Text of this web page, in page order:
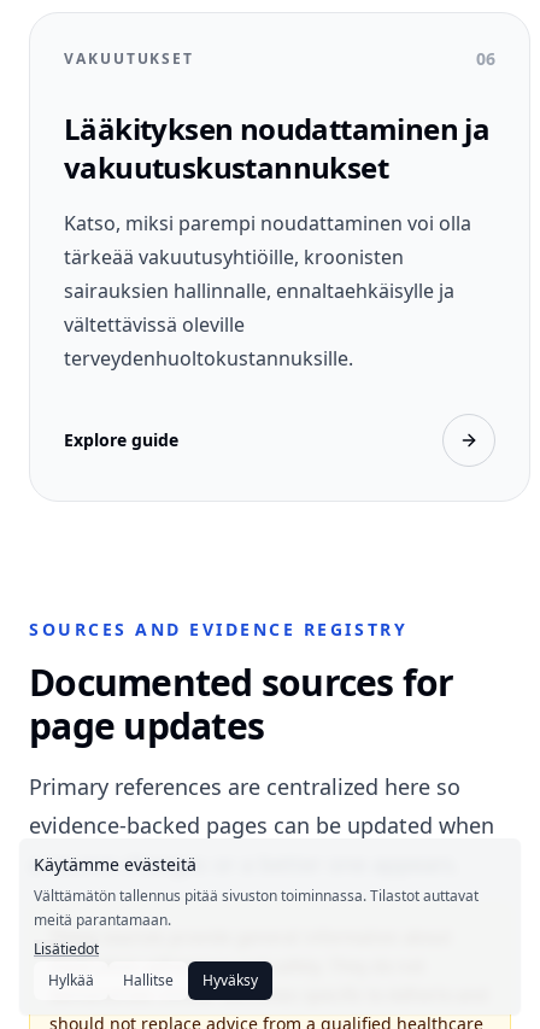
Käytämme evästeitä
Välttämätön tallennus pitää sivuston toiminnassa. Tilastot auttavat
meitä parantamaan.
Lisätiedot
Hylkää
Hallitse Hyväksy
VAKUUTUKSET 06
Lääkityksen noudattaminen ja
vakuutuskustannukset
Katso, miksi parempi noudattaminen voi olla
tärkeää vakuutusyhtiöille, kroonisten
sairauksien hallinnalle, ennaltaehkäisylle ja
vältettävissä oleville
terveydenhuoltokustannuksille.
Explore guide
SOURCES AND EVIDENCE REGISTRY
Documented sources for
page updates
Primary references are centralized here so
evidence-backed pages can be updated when
a source changes or a better one appears.
These sources provide general information about
medication adherence and safety. They do not
demonstrate clinical outcomes specific to Adherlo and
should not replace advice from a qualified healthcare